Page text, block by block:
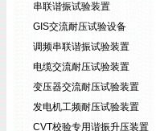
串联谐振试验装置
GIS交流耐压试验设备
调频串联谐振试验装置
电缆交流耐压试验装置
变压器交流耐压试验装置
发电机工频耐压试验装置
CVT校验专用谐振升压装置